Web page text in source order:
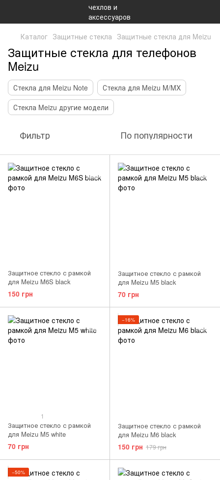
Каталог Защитные стекла Защитные стекла для Meizu
Защитные стекла для телефонов
Meizu
Стекла для Meizu Note
Стекла для Meizu M/MX
Стекла Meizu другие модели
Фильтр По популярности
Защитное стекло с рамкой
для Meizu M6S black
150 грн
Защитное стекло с рамкой
для Meizu M5 black
70 грн
1
Защитное стекло с рамкой
для Meizu M5 white
70 грн
−16%
Защитное стекло с рамкой
для Meizu M6 black
150 грн 179 грн
−50%